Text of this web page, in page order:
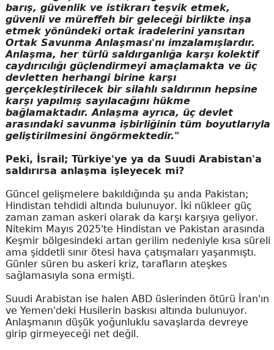
barış, güvenlik ve istikrarı teşvik etmek,
güvenli ve müreffeh bir geleceği birlikte inşa
etmek yönündeki ortak iradelerini yansıtan
Ortak Savunma Anlaşması'nı imzalamışlardır.
Anlaşma, her türlü saldırganlığa karşı kolektif
caydırıcılığı güçlendirmeyi amaçlamakta ve üç
devletten herhangi birine karşı
gerçekleştirilecek bir silahlı saldırının hepsine
karşı yapılmış sayılacağını hükme
bağlamaktadır. Anlaşma ayrıca, üç devlet
arasındaki savunma işbirliğinin tüm boyutlarıyla
geliştirilmesini öngörmektedir."
Peki, İsrail; Türkiye'ye ya da Suudi Arabistan'a
saldırırsa anlaşma işleyecek mi?
Güncel gelişmelere bakıldığında şu anda Pakistan;
Hindistan tehdidi altında bulunuyor. İki nükleer güç
zaman zaman askeri olarak da karşı karşıya geliyor.
Nitekim Mayıs 2025'te Hindistan ve Pakistan arasında
Keşmir bölgesindeki artan gerilim nedeniyle kısa süreli
ama şiddetli sınır ötesi hava çatışmaları yaşanmıştı.
Günler süren bu askeri kriz, tarafların ateşkes
sağlamasıyla sona ermişti.
Suudi Arabistan ise halen ABD üslerinden ötürü İran'ın
ve Yemen'deki Husilerin baskısı altında bulunuyor.
Anlaşmanın düşük yoğunluklu savaşlarda devreye
girip girmeyeceği net değil.